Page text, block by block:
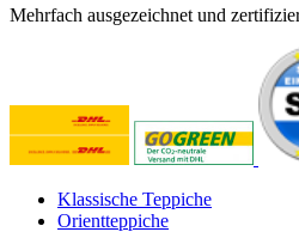
Mehrfach ausgezeichnet und
Klassische Teppiche
Orientteppiche